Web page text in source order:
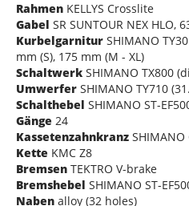
Rahmen KELLYS Crosslite
Gabel SR SUNTOUR NEX HLO,
Kurbelgarnitur SHIMANO
mm (S), 175 mm (M - XL)
Schaltwerk SHIMANO TX800
Umwerfer SHIMANO TY710
Schalthebel SHIMANO ST-
Gänge 24
Kassetenzahnkranz SHIMANO
Kette KMC Z8
Bremsen TEKTRO V-brake
Bremshebel SHIMANO ST-
Naben alloy (32 holes)